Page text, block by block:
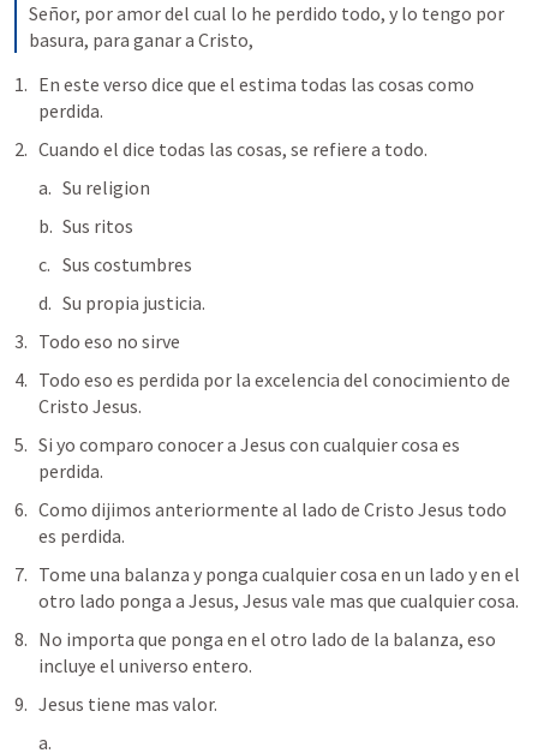
Señor, por amor del cual lo he perdido todo, y lo tengo por
basura, para ganar a Cristo,
En este verso dice que el estima todas las cosas como
perdida.
Cuando el dice todas las cosas, se refiere a todo.
Su religion
Sus ritos
Sus costumbres
Su propia justicia.
Todo eso no sirve
Todo eso es perdida por la excelencia del conocimiento de
Cristo Jesus.
Si yo comparo conocer a Jesus con cualquier cosa es
perdida.
Como dijimos anteriormente al lado de Cristo Jesus todo
es perdida.
Tome una balanza y ponga cualquier cosa en un lado y en el
otro lado ponga a Jesus, Jesus vale mas que cualquier cosa.
No importa que ponga en el otro lado de la balanza, eso
incluye el universo entero.
Jesus tiene mas valor.